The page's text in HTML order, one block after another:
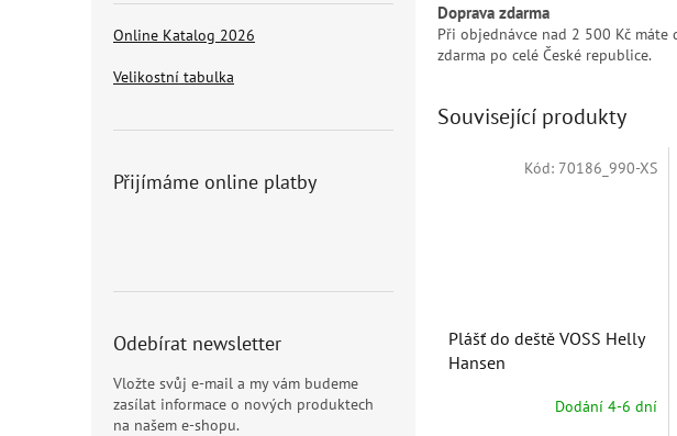
Online Katalog 2026
Velikostní tabulka
Přijímáme online platby
Odebírat newsletter
Vložte svůj e-mail a my vám budeme
zasílat informace o nových produktech
na našem e-shopu.
Doprava zdarma
Při objednávce nad 2 500 Kč máte
zdarma po celé České republice.
Související produkty
Plášť do deště VOSS Helly
Hansen
Dodání 4-6 dní
Kód: 70186_990-XS